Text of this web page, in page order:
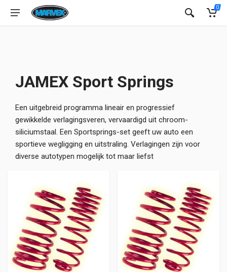
0
JAMEX Sport Springs
Een uitgebreid programma lineair en progressief
gewikkelde verlagingsveren, vervaardigd uit chroom-
siliciumstaal. Een Sportsprings-set geeft uw auto een
sportieve wegligging en uitstraling. Verlagingen zijn voor
diverse autotypen mogelijk tot maar liefst